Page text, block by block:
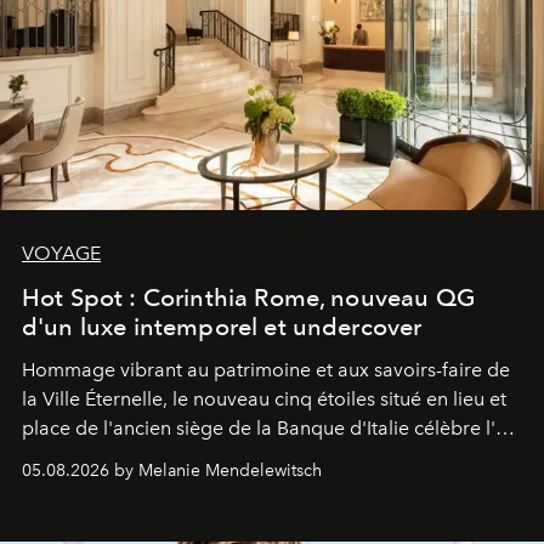
VOYAGE
Hot Spot : Corinthia Rome, nouveau QG
d'un luxe intemporel et undercover
Hommage vibrant au patrimoine et aux savoirs-faire de
la Ville Éternelle, le nouveau cinq étoiles situé en lieu et
place de l'ancien siège de la Banque d'Italie célèbre l'art
de vivre Romain dans toute son élégance intemporelle.
05.08.2026 by Melanie Mendelewitsch